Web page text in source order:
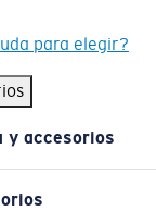
para elegir?
y accesorios